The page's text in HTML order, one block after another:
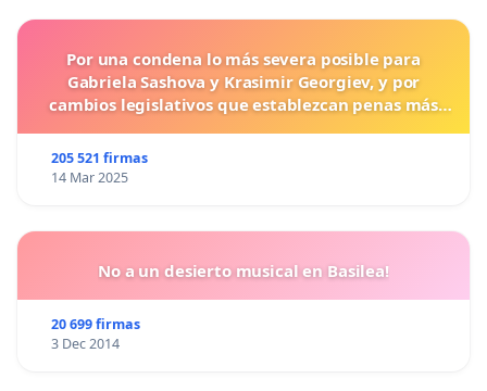
Por una condena lo más severa posible para
Gabriela Sashova y Krasimir Georgiev, y por
cambios legislativos que establezcan penas más
205 521 firmas
14 Mar 2025
No a un desierto musical en Basilea!
20 699 firmas
3 Dec 2014